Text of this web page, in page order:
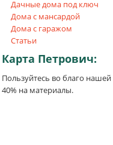
Дачные дома под ключ
Дома с мансардой
Дома с гаражом
Статьи
Карта Петрович:
Пользуйтесь во благо
40% на материалы.